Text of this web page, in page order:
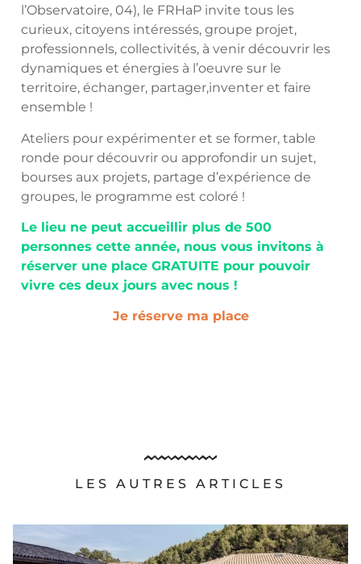
l’Observatoire, 04), le FRHaP invite tous les
curieux, citoyens intéressés, groupe projet,
professionnels, collectivités, à venir découvrir les
dynamiques et énergies à l’oeuvre sur le
territoire, échanger, partager,inventer et faire
ensemble !
Ateliers pour expérimenter et se former, table
ronde pour découvrir ou approfondir un sujet,
bourses aux projets, partage d’expérience de
groupes, le programme est coloré !
Le lieu ne peut accueillir plus de 500
personnes cette année, nous vous invitons à
réserver une place GRATUITE pour pouvoir
vivre ces deux jours avec nous !
Je réserve ma place
LES AUTRES ARTICLES